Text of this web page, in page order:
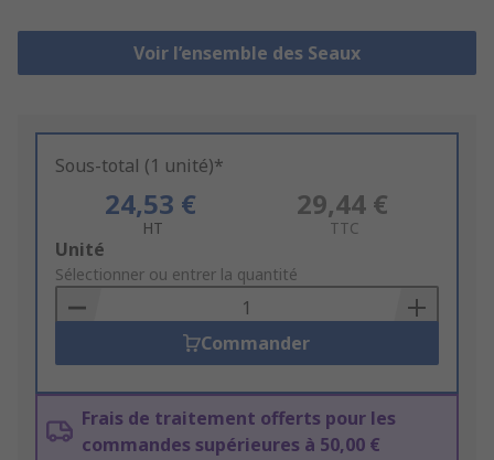
Voir l’ensemble des Seaux
Sous-total (1 unité)*
24,53 €
HT
29,44 €
TTC
Add
to
Basket
Unité
Sélectionner ou entrer la quantité
Commander
Frais de traitement offerts pour les
commandes supérieures à 50,00 €